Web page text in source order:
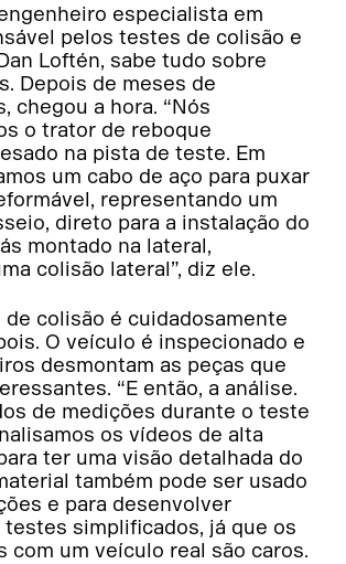
especialista em
pelos testes de colisão e
Loftén, sabe tudo sobre
Depois de meses de
chegou a hora. “Nós
o trator de reboque
na pista de teste. Em
um cabo de aço para puxar
representando um
direto para a instalação do
montado na lateral,
colisão lateral”, diz ele.
de colisão é cuidadosamente
O veículo é inspecionado e
desmontam as peças que
“E então, a análise.
de medições durante o teste
os vídeos de alta
ter uma visão detalhada do
também pode ser usado
e para desenvolver
simplificados, já que os
com um veículo real são caros.